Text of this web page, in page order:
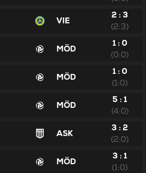
VIE
2 : 3
(2:3)
MÖD
1 : 0
(0:0)
MÖD
1 : 0
(1:0)
MÖD
5 : 1
(4:0)
ASK
3 : 2
(2:0)
MÖD
3 : 1
(1:0)